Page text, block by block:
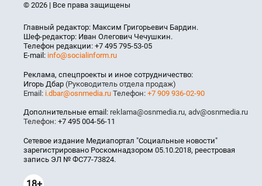
© 2026 | Все права защищены
Главный редактор: Максим Григорьевич Бардин.
Шеф-редактор: Иван Олегович Чечушкин.
Телефон редакции: +7 495 795-53-05
E-mail: info@socialinform.ru
Реклама, спецпроекты и иное сотрудничество:
Игорь Дбар (Руководитель отдела продаж)
Email: i.dbar@osnmedia.ru Телефон: +7 909 936-02-90
Дополнительные email: reklama@osnmedia.ru, adv@osnmedia.ru
Телефон: +7 495 004-56-11
Сетевое издание Медиапортал "Социальные новости"
зарегистрировано Роскомнадзором 05.10.2018, реестровая
запись ЭЛ № ФС77-73824.